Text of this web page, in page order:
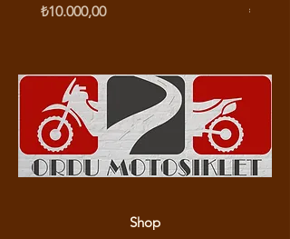
Fiyat
₺10.000,00
Fiyat
₺950,00
Shop